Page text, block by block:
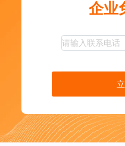
企业